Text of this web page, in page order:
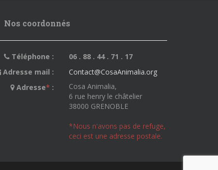
Nos coordonnés
Téléphone :
06 . 88 . 44 . 71 . 17
Adresse mail :
Contact@CosaAnimalia.org
Adresse* :
Cosa Animalia,
6 rue henry le châtelier
38000 GRENOBLE
*Nous n'avons pas de refuge,
ceci est une adresse postale.